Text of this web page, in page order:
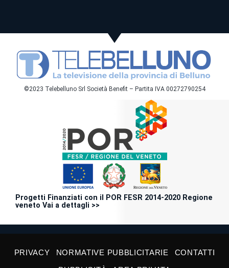
©2023 Telebelluno Srl Società Benefit – Partita IVA 00272790254
Progetti Finanziati con il POR FESR 2014-2020 Regione
veneto Vai a dettagli >>
PRIVACY NORMATIVE PUBBLICITARIE
CONTATTI